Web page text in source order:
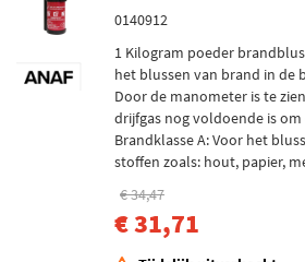
0140912
1 Kilogram poeder
het blussen van brand in de
Door de manometer is te
drijfgas nog voldoende is
Brandklasse A: Voor het
stoffen zoals: hout, papier,
€ 34,47
€ 31,71